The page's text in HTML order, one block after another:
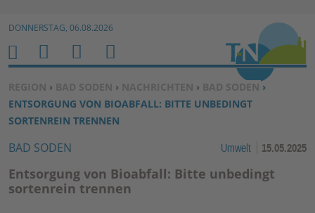
Zum Inhalt springen ↓
DONNERSTAG, 06.08.2026
SIE BEFINDEN SICH HIER:
REGION › BAD SODEN › NACHRICHTEN › BAD SODEN ›
ENTSORGUNG VON BIOABFALL: BITTE UNBEDINGT
SORTENREIN TRENNEN
BAD SODEN Umwelt 15.05.2025
Entsorgung von Bioabfall: Bitte unbedingt
sortenrein trennen
H
O
M
E
M
E
N
U
S
U
C
H
B
E
N
U
E
R